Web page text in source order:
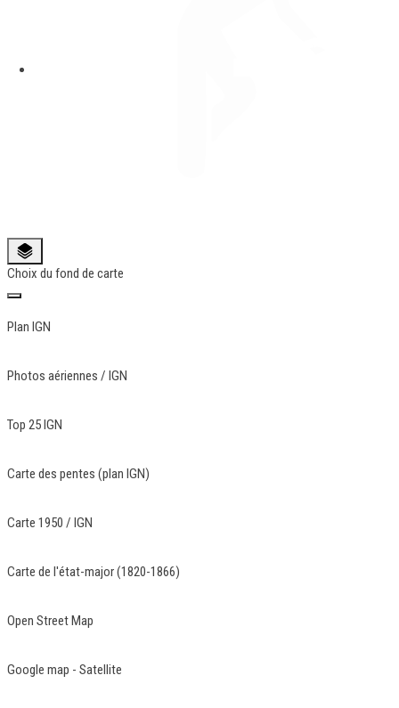
Choix du fond de carte
Plan IGN
Photos aériennes / IGN
Top 25 IGN
Carte des pentes (plan IGN)
Carte 1950 / IGN
Carte de l'état-major (1820-1866)
Open Street Map
Google map - Satellite